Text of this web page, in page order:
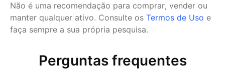
Não é uma recomendação para comprar, vender ou
manter qualquer ativo. Consulte os Termos de Uso e
faça sempre a sua própria pesquisa.
Perguntas frequentes